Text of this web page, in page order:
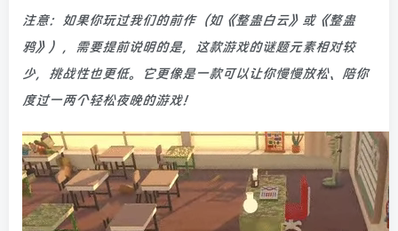
注意：如果你玩过我们的前作（如《整蛊白云》或《整蛊
鸦》），需要提前说明的是，这款游戏的谜题元素相对较
少，挑战性也更低。它更像是一款可以让你慢慢放松、陪你
度过一两个轻松夜晚的游戏！